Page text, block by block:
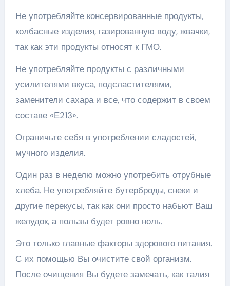
Не употребляйте консервированные продукты,
колбасные изделия, газированную воду, жвачки,
так как эти продукты относят к ГМО.
Не употребляйте продукты с различными
усилителями вкуса, подсластителями,
заменители сахара и все, что содержит в своем
составе «Е213».
Ограничьте себя в употреблении сладостей,
мучного изделия.
Один раз в неделю можно употребить отрубные
хлеба. Не употребляйте бутерброды, снеки и
другие перекусы, так как они просто набьют Ваш
желудок, а пользы будет ровно ноль.
Это только главные факторы здорового питания.
С их помощью Вы очистите свой организм.
После очищения Вы будете замечать, как талия